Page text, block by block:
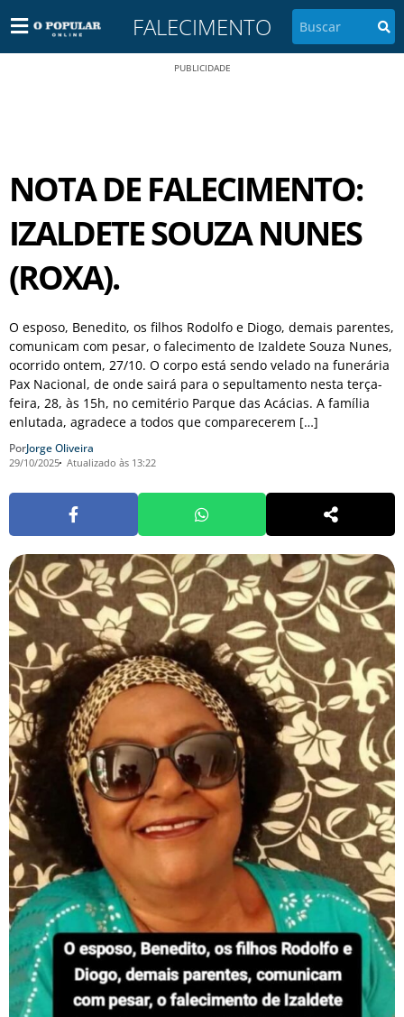
FALECIMENTO
PUBLICIDADE
NOTA DE FALECIMENTO:
IZALDETE SOUZA NUNES
(ROXA).
O esposo, Benedito, os filhos Rodolfo e Diogo, demais parentes,
comunicam com pesar, o falecimento de Izaldete Souza Nunes,
ocorrido ontem, 27/10. O corpo está sendo velado na funerária
Pax Nacional, de onde sairá para o sepultamento nesta terça-
feira, 28, às 15h, no cemitério Parque das Acácias. A família
enlutada, agradece a todos que comparecerem […]
PorJorge Oliveira
29/10/2025 Atualizado às 13:22